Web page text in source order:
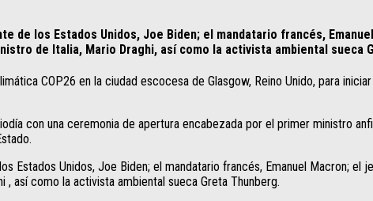
de los Estados Unidos, Joe Biden; el mandatario francés,
de Italia, Mario Draghi, así como la activista ambiental sueca
COP26 en la ciudad escocesa de Glasgow, Reino Unido, para
con una ceremonia de apertura encabezada por el primer ministro
Estados Unidos, Joe Biden; el mandatario francés, Emanuel Macron;
así como la activista ambiental sueca Greta Thunberg.